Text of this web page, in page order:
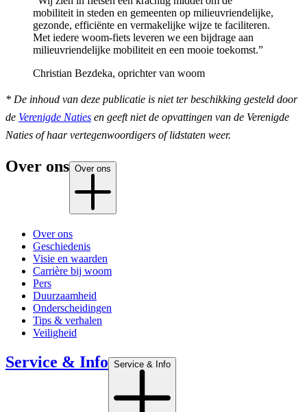
mobiliteit in steden en gemeenten op milieuvriendelijke,
gezonde, efficiënte en vermakelijke wijze te faciliteren.
Met iedere woom-fiets leveren we een bijdrage aan
milieuvriendelijke mobiliteit en een mooie toekomst.”
Christian Bezdeka, oprichter van woom
* De inhoud van deze publicatie is niet ter beschikking gesteld door
de Verenigde Naties en geeft niet de opvattingen van de Verenigde
Naties of haar vertegenwoordigers of lidstaten weer.
Over ons Over ons
Over ons
Geschiedenis
Visie en waarden
Carrière bij woom
Pers
Duurzaamheid
Onderscheidingen
Tips & verhalen
Veiligheid
Service & Info Service & Info